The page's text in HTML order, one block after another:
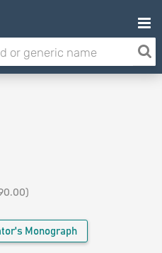
Monograph